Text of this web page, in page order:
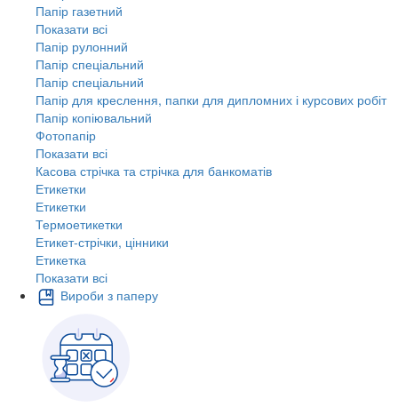
Папір газетний
Показати всі
Папір рулонний
Папір спеціальний
Папір спеціальний
Папір для креслення, папки для дипломних і курсових робіт
Папір копіювальний
Фотопапір
Показати всі
Касова стрічка та стрічка для банкоматів
Етикетки
Етикетки
Термоетикетки
Етикет-стрічки, цінники
Етикетка
Показати всі
Вироби з паперу